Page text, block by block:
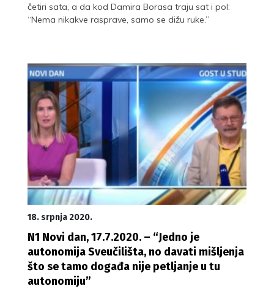
četiri sata, a da kod Damira Borasa traju sat i pol:
“Nema nikakve rasprave, samo se dižu ruke.”
18. srpnja 2020.
N1 Novi dan, 17.7.2020. – “Jedno je
autonomija Sveučilišta, no davati mišljenja
što se tamo događa nije petljanje u tu
autonomiju”